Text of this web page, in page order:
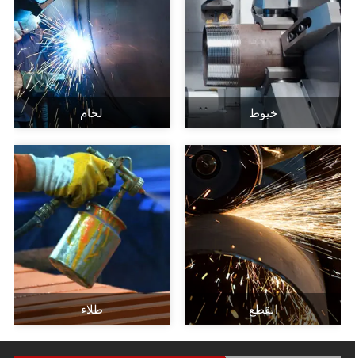
لحام خيوط
طلاء القطع